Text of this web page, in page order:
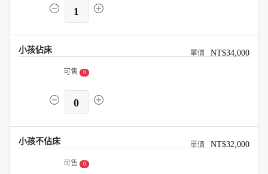
1
小孩佔床 NT$34,000
可售 0
0
小孩不佔床 NT$32,000
可售 0